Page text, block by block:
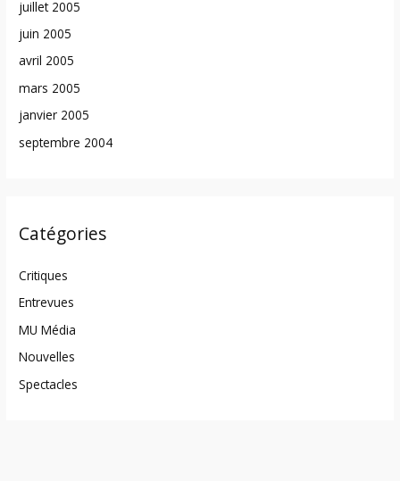
juillet 2005
juin 2005
avril 2005
mars 2005
janvier 2005
septembre 2004
Catégories
Critiques
Entrevues
MU Média
Nouvelles
Spectacles